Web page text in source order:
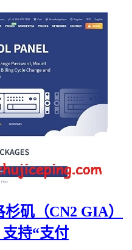
矶（CN2 GIA）
持“支付